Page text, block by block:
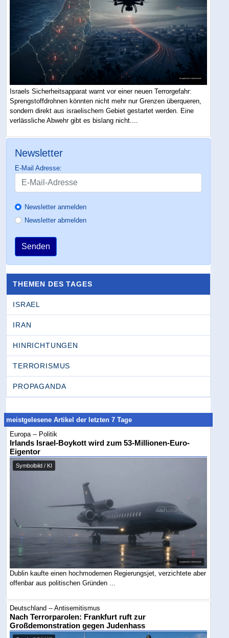
Israels Sicherheitsapparat warnt vor einer neuen Terrorgefahr:
Sprengstoffdrohnen könnten nicht mehr nur Grenzen überqueren,
sondern direkt aus israelischem Gebiet gestartet werden. Eine
verlässliche Abwehr gibt es bislang nicht....
Newsletter
E-Mail Adresse:
Newsletter anmelden
Newsletter abmelden
Senden
THEMEN DES TAGES
ISRAEL
IRAN
HINRICHTUNGEN
TERRORISMUS
PROPAGANDA
meistgelesene Artikel der letzten 7 Tage
Europa -- Politik
Irlands Israel-Boykott wird zum 53-Millionen-Euro-
Eigentor
Symbolbild / KI
Dublin kaufte einen hochmodernen Regierungsjet, verzichtete aber
offenbar aus politischen Gründen ...
Deutschland -- Antisemitismus
Nach Terrorparolen: Frankfurt ruft zur
Großdemonstration gegen Judenhass